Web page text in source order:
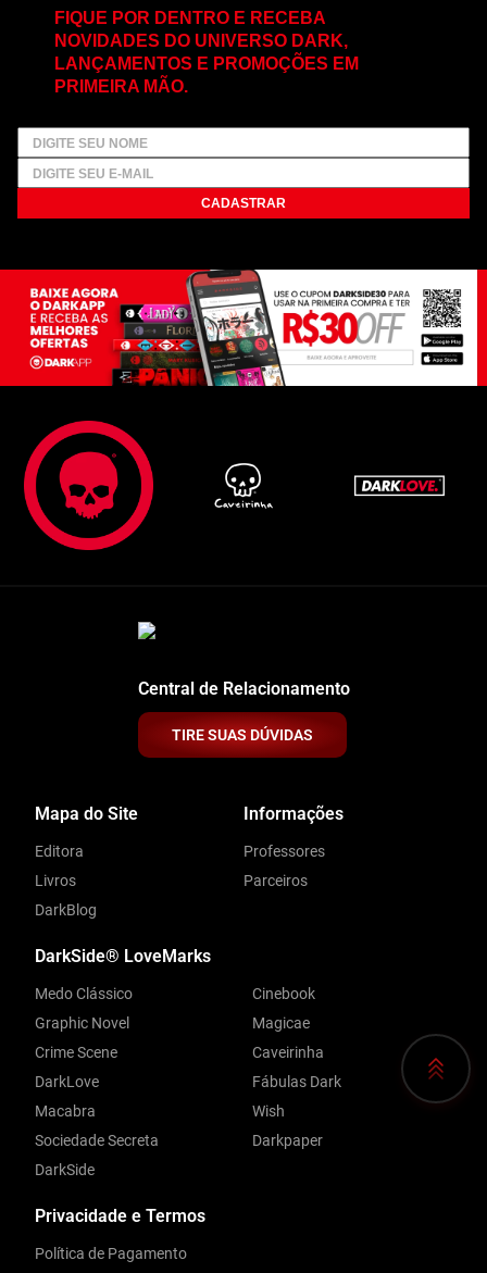
FIQUE POR DENTRO E RECEBA
NOVIDADES DO UNIVERSO DARK,
LANÇAMENTOS E PROMOÇÕES EM
PRIMEIRA MÃO.
CADASTRAR
Central de Relacionamento
TIRE SUAS DÚVIDAS
Privacidade e Termos
Política de Pagamento
Mapa do Site
Editora
Livros
DarkBlog
Informações
Professores
Parceiros
DarkSide® LoveMarks
Medo Clássico
Graphic Novel
Crime Scene
DarkLove
Macabra
Sociedade Secreta
DarkSide
Cinebook
Magicae
Caveirinha
Fábulas Dark
Wish
Darkpaper